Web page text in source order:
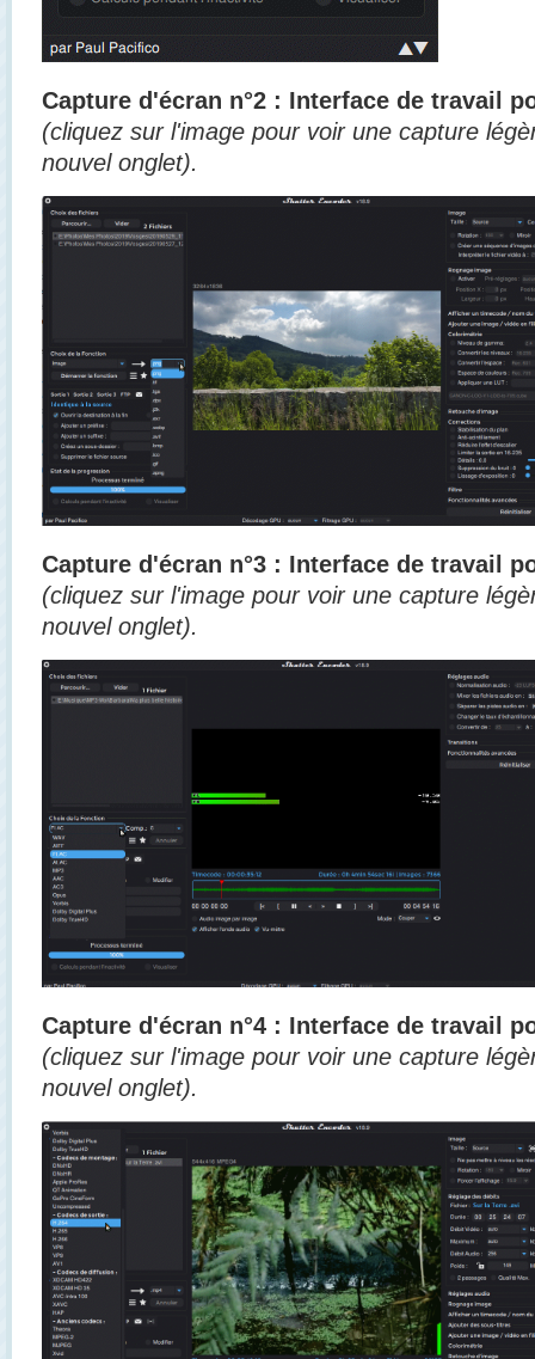
Capture d'écran n°2 : Interface de travail
(cliquez sur l'image pour voir une capture
nouvel onglet).
Capture d'écran n°3 : Interface de travail
(cliquez sur l'image pour voir une capture
nouvel onglet).
Capture d'écran n°4 : Interface de travail
(cliquez sur l'image pour voir une capture
nouvel onglet).